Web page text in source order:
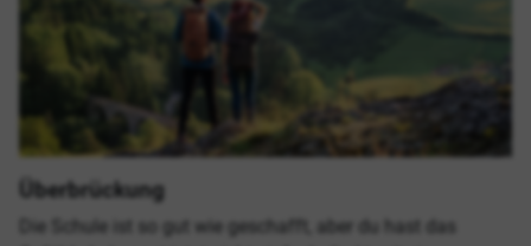
Überbrückung
Die Schule ist so gut wie geschafft, aber du hast das